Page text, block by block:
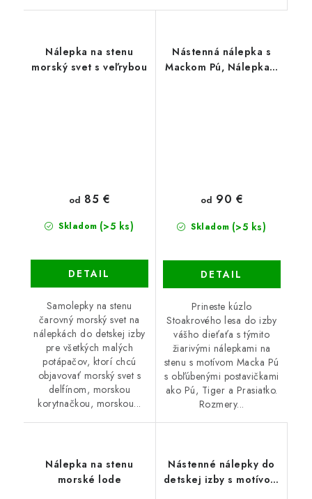
Nálepka na stenu
morský svet s veľrybou
Skladom (>5 ks)
od 85 €
DETAIL
Samolepky na stenu
čarovný morský svet na
nálepkách do detskej izby
pre všetkých malých
potápačov, ktorí chcú
objavovať morský svet s
delfínom, morskou
korytnačkou, morskou...
Nástenná nálepka s
Mackom Pú, Nálepka s
Skladom (>5 ks)
od 90 €
DETAIL
Prineste kúzlo
Stoakrového lesa do izby
vášho dieťaťa s týmito
žiarivými nálepkami na
stenu s motívom Macka Pú
s obľúbenými postavičkami
ako Pú, Tiger a Prasiatko.
Rozmery...
Nálepka na stenu
morské lode
Nástenné nálepky do
detskej izby s motívom